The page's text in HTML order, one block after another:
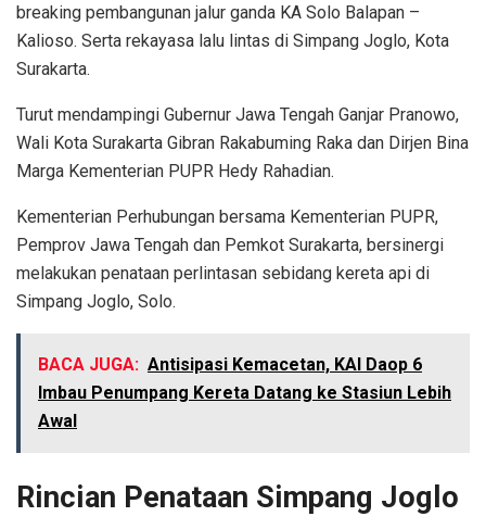
breaking pembangunan jalur ganda KA Solo Balapan –
Kalioso. Serta rekayasa lalu lintas di Simpang Joglo, Kota
Surakarta.
Turut mendampingi Gubernur Jawa Tengah Ganjar Pranowo,
Wali Kota Surakarta Gibran Rakabuming Raka dan Dirjen Bina
Marga Kementerian PUPR Hedy Rahadian.
Kementerian Perhubungan bersama Kementerian PUPR,
Pemprov Jawa Tengah dan Pemkot Surakarta, bersinergi
melakukan penataan perlintasan sebidang kereta api di
Simpang Joglo, Solo.
BACA JUGA: Antisipasi Kemacetan, KAI Daop 6
Imbau Penumpang Kereta Datang ke Stasiun Lebih
Awal
Rincian Penataan Simpang Joglo